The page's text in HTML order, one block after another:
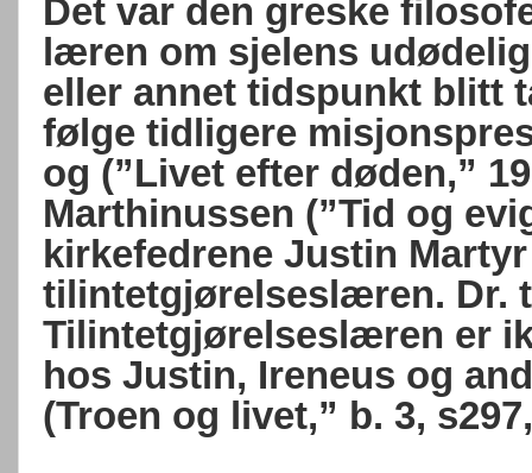
Det var den greske
læren om sjelens
eller annet tidspunkt blitt
følge tidligere
og (”Livet efter døden,”
Marthinussen (”Tid og
kirkefedrene Justin
tilintetgjørelseslæren. Dr.
Tilintetgjørelseslæren er
hos Justin, Ireneus og
(Troen og livet,” b. 3,